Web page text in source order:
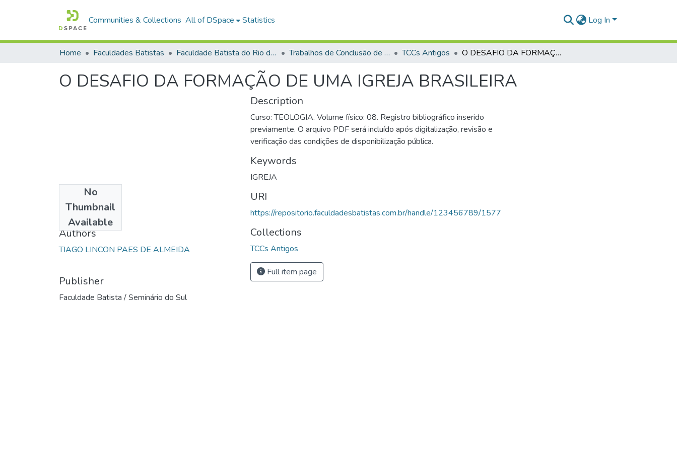
Communities & Collections All of DSpace Statistics Log In
Home Faculdades Batistas Faculdade Batista do Rio de Janeiro (FABAT-RJ) Trabalhos de Conclusão de Curso (TCC) TCCs Antigos O DESAFIO DA FORMAÇÃO DE UMA IGREJA BRASILEIRA
O DESAFIO DA FORMAÇÃO DE UMA IGREJA BRASILEIRA
No
Thumbnail
Available
2005
Authors
TIAGO LINCON PAES DE ALMEIDA
Publisher
Faculdade Batista / Seminário do Sul
Description
Curso: TEOLOGIA. Volume físico: 08. Registro bibliográfico inserido
previamente. O arquivo PDF será incluído após digitalização, revisão e
verificação das condições de disponibilização pública.
Keywords
IGREJA
URI
https://repositorio.faculdadesbatistas.com.br/handle/123456789/1577
Collections
TCCs Antigos
Full item page